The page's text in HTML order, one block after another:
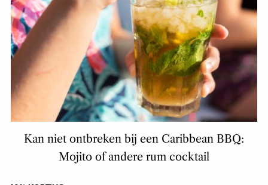
Kan niet ontbreken bij een Caribbean BBQ:
Mojito of andere rum cocktail